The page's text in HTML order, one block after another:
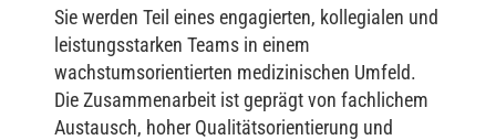
Sie werden Teil eines engagierten, kollegialen und
leistungsstarken Teams in einem
wachstumsorientierten medizinischen Umfeld.
Die Zusammenarbeit ist geprägt von fachlichem
Austausch, hoher Qualitätsorientierung und